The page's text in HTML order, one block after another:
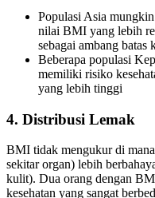
Populasi Asia
nilai BMI yang lebih
sebagai ambang batas
Beberapa populasi
memiliki risiko
yang lebih tinggi
4. Distribusi Lemak
BMI tidak mengukur di
sekitar organ) lebih
kulit). Dua orang dengan
kesehatan yang sangat